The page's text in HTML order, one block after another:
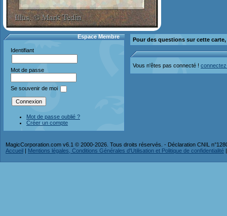
Espace Membre
Identifiant
Mot de passe
Se souvenir de moi
Mot de passe oublié ?
Créer un compte
Pour des questions sur cette
Vous n'êtes pas connecté !
MagicCorporation.com v6.1 © 2000-2026. Tous droits réservés. - Déclaration CNIL
Accueil | Mentions légales, Conditions Générales d'Utilisation et Politique de confidentialité